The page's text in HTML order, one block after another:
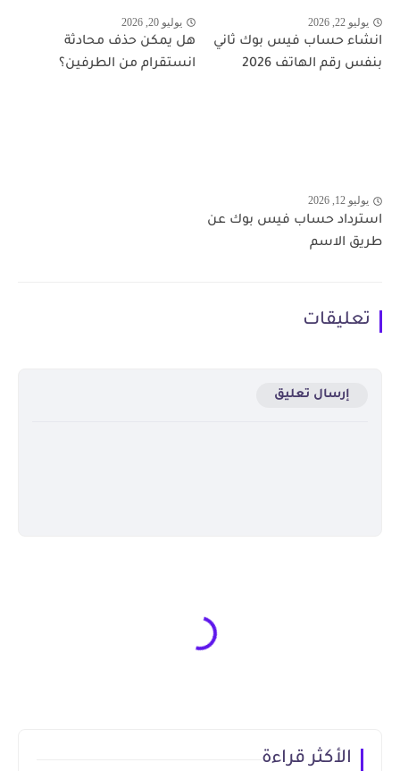
يوليو 22, 2026
انشاء حساب فيس بوك ثاني
بنفس رقم الهاتف 2026
يوليو 20, 2026
هل يمكن حذف محادثة
انستقرام من الطرفين؟
يوليو 12, 2026
استرداد حساب فيس بوك عن
طريق الاسم
تعليقات
إرسال تعليق
الأكثر قراءة